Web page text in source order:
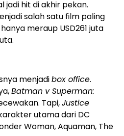
jadi hit di akhir pekan.
salah satu film paling
meraup USD261 juta
menjadibox office.
Batman v Superman:
Tapi,Justice
utama dari DC
Woman, Aquaman, The